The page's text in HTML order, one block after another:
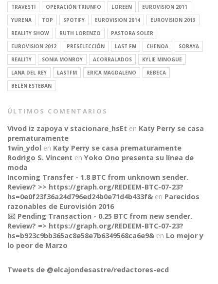
CONNECT
TRAVESTI
OPERACIÓN TRIUNFO LOREEN
EUROVISION 2011
YURENA
TOP SPOTIFY EUROVISION 2014
EUROVISION 2013
REALITY SHOW
RUTH LORENZO
PASTORA SOLER
EUROVISION 2012
PRESELECCIÓN LAST FM CHENOA
SORAYA
REALITY
SONIA MONROY ACORRALADOS
KYLIE MINOGUE
LANA DEL REY
LASTFM ERICA MAGDALENO
REBECA
BELÉN ESTEBAN
ÚLTIMOS COMENTARIOS
Vivod iz zapoya v stacionare_hsEt en Katy Perry se casa
prematuramente
1win_ydol en Katy Perry se casa prematuramente
Rodrigo S. Vincent en Yoko Ono presenta su línea de
moda
Incoming Transfer - 1.8 BTC from unknown sender.
Review? >> https://graph.org/REDEEM-BTC-07-23?
hs=0e0f23f36a24d796ed24b0e71d4b433f& en Parecidos
razonables de Eurovisión 2016
✉️ Pending Transaction - 0.25 BTC from new sender.
Review? => https://graph.org/REDEEM-BTC-07-23?
hs=b923c9bb365ac8e58e7b6349568ca6e9& en Lo mejor y
lo peor de Marzo
Tweets de @elcajondesastre/redactores-ecd